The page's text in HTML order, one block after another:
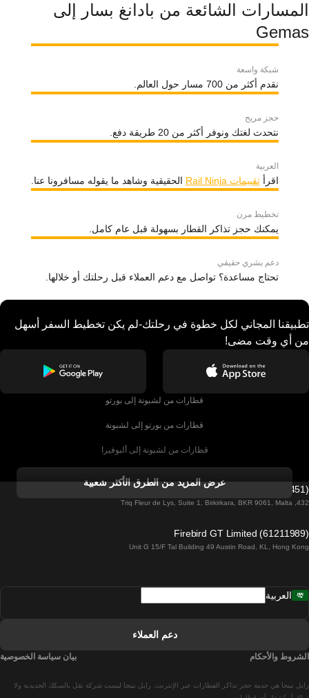
المسارات الشائعة من بادانغ بسار إلى
Gemas
شبكة واسعة
نقدم أكثر من 700 مسار حول العالم.
حجز مريح
نتحدث لغتك ونوفر أكثر من 20 طريقة دفع.
العربية
اقرأتقييمات Rail Ninja الحقيقية وشاهد ما يقوله مسافرونا عنا.
تخطيط مرن
يمكنك حجز تذاكر القطار بسهولة قبل عام كامل.
دعم بشري حقيقي
تحتاج مساعدة؟ تواصل مع دعم العملاء قبل رحلتك أو خلالها.
تطبيقنا المجاني لكل خطوة في رحلتك-لم يكن تخطيط السفر أسهل
من أي وقت مضى!
قطارات من لشبونة إلى بورتو
قطارات من بورتو إلى لشبونة
قطارات من لشبونة إلى ألبوفيرا
قطارات من ألبوفيرا إلى لشبونة
قطارات من لشبونة إلى لاغوس
قطارات من لشبونة إلى مدريد
عرض المزيد من الطرق الأكثر شعبية
Firebird GT Limited (OC 1451)
432, Triq Fleur de Lys, Suite 1, Birkirkara, BKR 9061, Malta
Firebird GT Limited (61211989)
Unit G 15/F Tal Building 49 Austin Road, KL, Hong Kong
رايل نينجا هي خدمة حجز تذاكر القطارات عبر الإنترنت. رايل نينجا ليست شركة نقل بالسكك الحديدية ولا
العربية
دعم العملاء
الشروط والأحكام بيان سياسة الخصوصية